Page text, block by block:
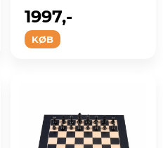
KØB
1997,-